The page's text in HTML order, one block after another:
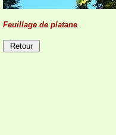
Feuillage de platane